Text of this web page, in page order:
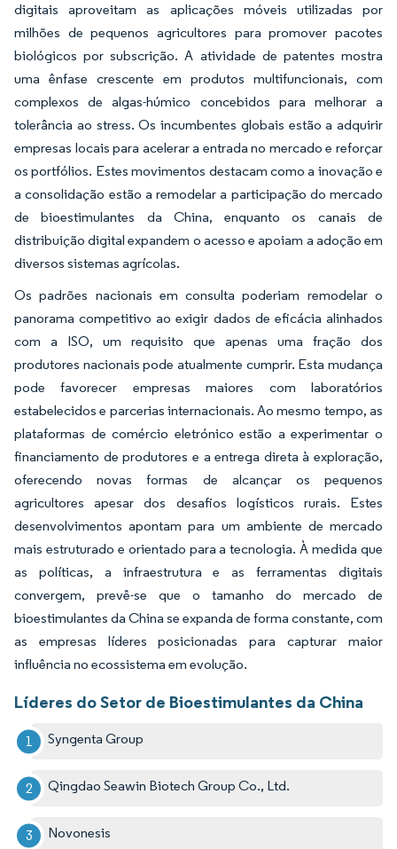
digitais aproveitam as aplicações móveis utilizadas por
milhões de pequenos agricultores para promover pacotes
biológicos por subscrição. A atividade de patentes mostra
uma ênfase crescente em produtos multifuncionais, com
complexos de algas-húmico concebidos para melhorar a
tolerância ao stress. Os incumbentes globais estão a adquirir
empresas locais para acelerar a entrada no mercado e reforçar
os portfólios. Estes movimentos destacam como a inovação e
a consolidação estão a remodelar a participação do mercado
de bioestimulantes da China, enquanto os canais de
distribuição digital expandem o acesso e apoiam a adoção em
diversos sistemas agrícolas.
Os padrões nacionais em consulta poderiam remodelar o
panorama competitivo ao exigir dados de eficácia alinhados
com a ISO, um requisito que apenas uma fração dos
produtores nacionais pode atualmente cumprir. Esta mudança
pode favorecer empresas maiores com laboratórios
estabelecidos e parcerias internacionais. Ao mesmo tempo, as
plataformas de comércio eletrónico estão a experimentar o
financiamento de produtores e a entrega direta à exploração,
oferecendo novas formas de alcançar os pequenos
agricultores apesar dos desafios logísticos rurais. Estes
desenvolvimentos apontam para um ambiente de mercado
mais estruturado e orientado para a tecnologia. À medida que
as políticas, a infraestrutura e as ferramentas digitais
convergem, prevê-se que o tamanho do mercado de
bioestimulantes da China se expanda de forma constante, com
as empresas líderes posicionadas para capturar maior
influência no ecossistema em evolução.
Líderes do Setor de Bioestimulantes da China
Syngenta Group​
Qingdao Seawin Biotech Group Co., Ltd.​
Novonesis​